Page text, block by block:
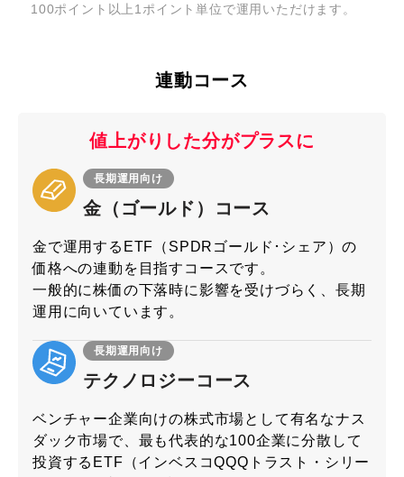
100ポイント以上1ポイント単位で運用いただけます。
連動コース
値上がりした分がプラスに
長期運用向け
金（ゴールド） コース
金で運用するETF（SPDRゴールド･シェア）の
価格への連動を目指すコースです。
一般的に株価の下落時に影響を受けづらく、長期
運用に向いています。
長期運用向け
テクノロジーコース
ベンチャー企業向けの株式市場として有名なナス
ダック市場で、最も代表的な100企業に分散して
投資するETF（インベスコQQQトラスト・シリー